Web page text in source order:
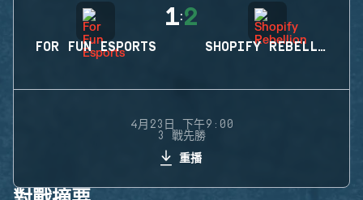
FOR FUN ESPORTS
1:2
SHOPIFY REBELLION
4月23日 下午9:00
3 戰先勝
重播